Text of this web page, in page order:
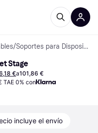
/ Soportes para Dispositivos Móviles
Stage
€a101,86 €
TAE 0% con
incluye el envío